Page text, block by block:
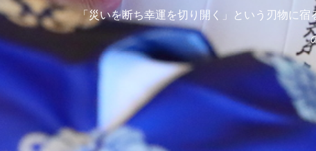
「災いを断ち幸運を切り開く」という刃物に